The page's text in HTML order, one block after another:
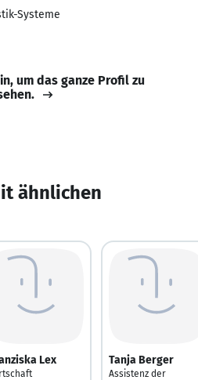
Systeme
um das ganze Profil zu
ähnlichen
Lex Tanja Berger
Assistenz der